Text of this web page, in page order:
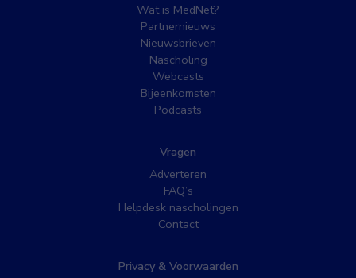
Wat is MedNet?
Partnernieuws
Nieuwsbrieven
Nascholing
Webcasts
Bijeenkomsten
Podcasts
Vragen
Adverteren
FAQ’s
Helpdesk nascholingen
Contact
Privacy & Voorwaarden